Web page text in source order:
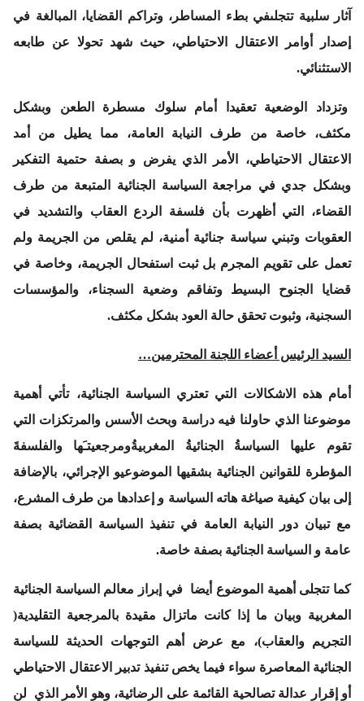
آثار سلبية تتجلىفي بطء المساطر، وتراكم القضايا، المبالغة في
إصدار أوامر الاعتقال الاحتياطي، حيث شهد تحولا عن طابعه
الاستثنائي.
وتزداد الوضعية تعقيدا أمام سلوك مسطرة الطعن وبشكل
مكثف، خاصة من طرف النيابة العامة، مما يطيل من أمد
الاعتقال الاحتياطي، الأمر الذي يفرض و بصفة حتمية التفكير
وبشكل جدي في مراجعة السياسة الجنائية المتبعة من طرف
القضاء، التي أظهرت بأن فلسفة الردع العقاب والتشديد في
العقوبات وتبني سياسة جنائية أمنية، لم يقلص من الجريمة ولم
تعمل على تقويم المجرم بل ثبت استفحال الجريمة، وخاصة في
قضايا الجنوح البسيط وتفاقم وضعية السجناء، والمؤسسات
السجنية، وثبوت تحقق حالة العود بشكل مكثف.
السيد الرئيس أعضاء اللجنة المحترمين…
أمام هذه الاشكالات التي تعتري السياسة الجنائية، تأتي أهمية
موضوعنا الذي حاولنا فيه دراسة وبحث الأسس والمرتكزات التي
تقوم عليها السياسةُ الجنائيةُ المغربيةُومرجعيتـَها والفلسفةَ
المؤطرة للقوانين الجنائية بشقيها الموضوعيو الإجرائي، بالإضافة
إلى بيان كيفية صياغة هاته السياسة و إعدادها من طرف المشرع،
مع تبيان دور النيابة العامة في تنفيذ السياسة القضائية بصفة
عامة و السياسة الجنائية بصفة خاصة.
كما تتجلى أهمية الموضوع أيضا في إبراز معالم السياسة الجنائية
المغربية وبيان ما إذا كانت ماتزال مقيدة بالمرجعية التقليدية(
التجريم والعقاب)، مع عرض أهم التوجهات الحديثة للسياسة
الجنائية المعاصرة سواء فيما يخص تنفيذ تدبير الاعتقال الاحتياطي
أو إقرار عدالة تصالحية القائمة على الرضائية، وهو الأمر الذي لن